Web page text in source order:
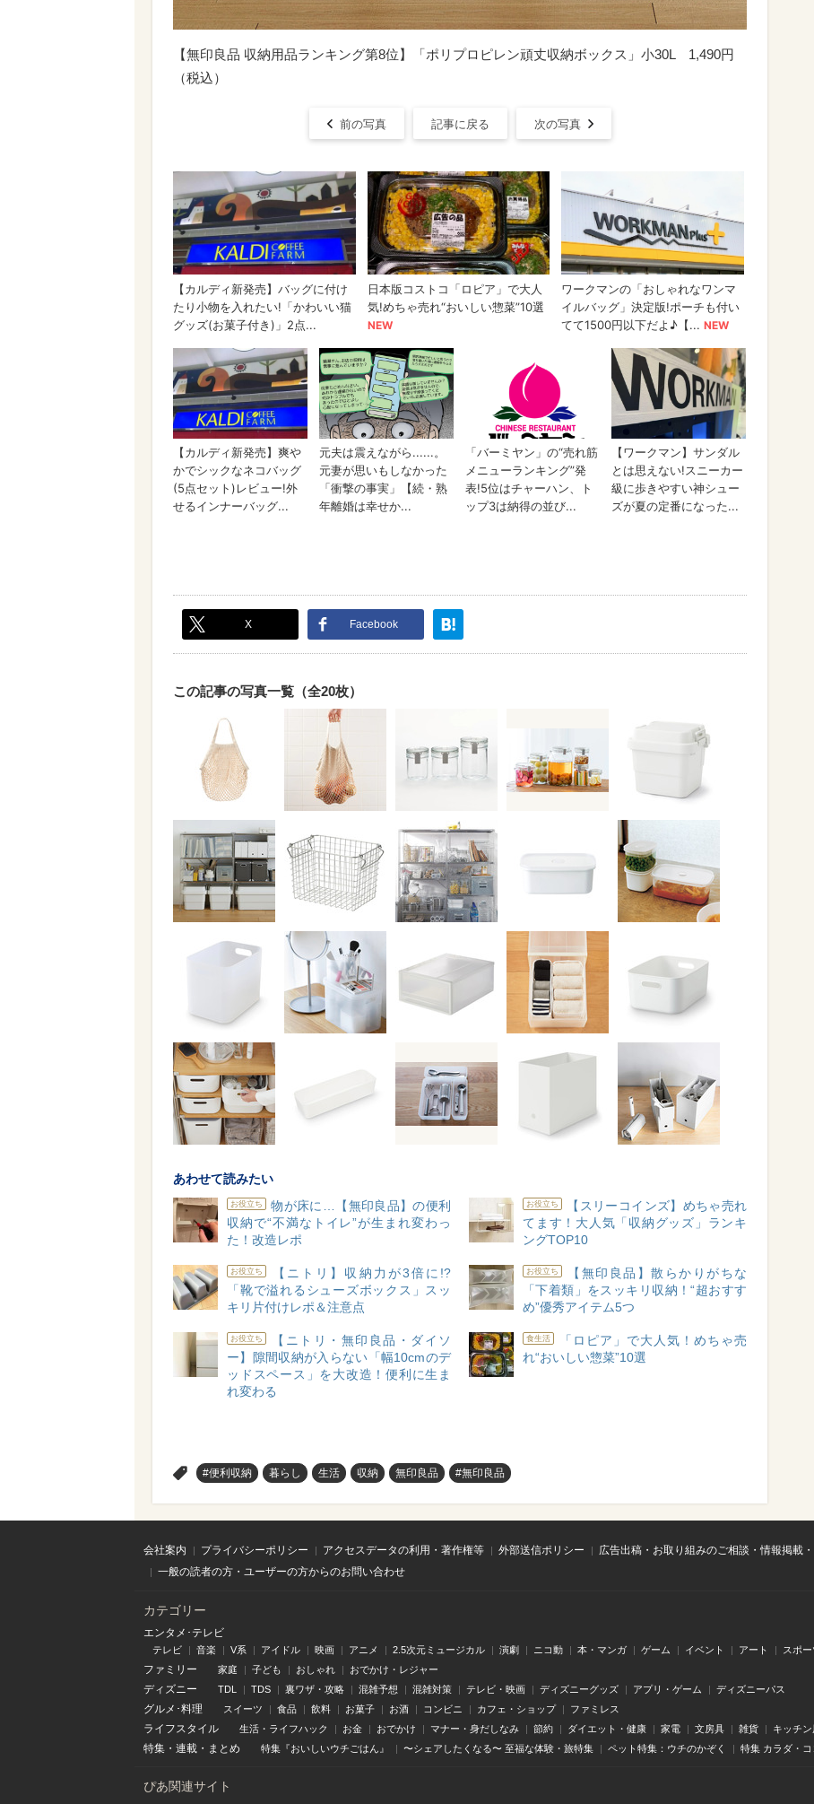
【無印良品 収納用品ランキング第8位】「ポリプロピレン頑丈収納ボックス」小30L 1,490円
（税込）
前の写真 記事に戻る 次の写真
X Facebook
この記事の写真一覧（全20枚）
あわせて読みたい
お役立ち
物が床に…【無印良品】の便利
収納で“不満なトイレ”が生まれ変わっ
た！改造レポ
お役立ち
【スリーコインズ】めちゃ売れ
てます！大人気「収納グッズ」ランキ
ングTOP10
お役立ち
【ニトリ】収納力が3倍に!?
「靴で溢れるシューズボックス」スッ
キリ片付けレポ＆注意点
お役立ち
【無印良品】散らかりがちな
「下着類」をスッキリ収納！“超おすす
め”優秀アイテム5つ
お役立ち
【ニトリ・無印良品・ダイソ
ー】隙間収納が入らない「幅10cmのデ
ッドスペース」を大改造！便利に生ま
れ変わる
食生活
「ロピア」で大人気！めちゃ売
れ“おいしい惣菜”10選
#便利収納 暮らし 生活 収納 無印良品 #無印良品
会社案内 プライバシーポリシー アクセスデータの利用・著作権等 外部送信ポリシー
広告出稿・お取り組みのご相談・情報掲載
一般の読者の方・ユーザーの方からのお問い合わせ
カテゴリー
エンタメ･テレビ
テレビ 音楽 V系 アイドル 映画 アニメ 2.5次元ミュージカル 演劇 ニコ動 本・マンガ ゲーム イベント アート スポー
ファミリー 家庭 子ども おしゃれ おでかけ・レジャー
ディズニー TDL TDS 裏ワザ・攻略 混雑予想 混雑対策 テレビ・映画 ディズニーグッズ アプリ・ゲーム ディズニーパス
グルメ･料理 スイーツ 食品 飲料 お菓子 お酒 コンビニ カフェ・ショップ ファミレス
ライフスタイル 生活・ライフハック お金 おでかけ マナー・身だしなみ 節約 ダイエット・健康 家電 文房具 雑貨 キッチ
特集 ・ 連載 ・ まとめ 特集『おいしいウチごはん』 〜シェアしたくなる〜 至福な体験・旅特集 ペット特集：ウチのかぞく 特集 カラダ・コ
ぴあ関連サイト